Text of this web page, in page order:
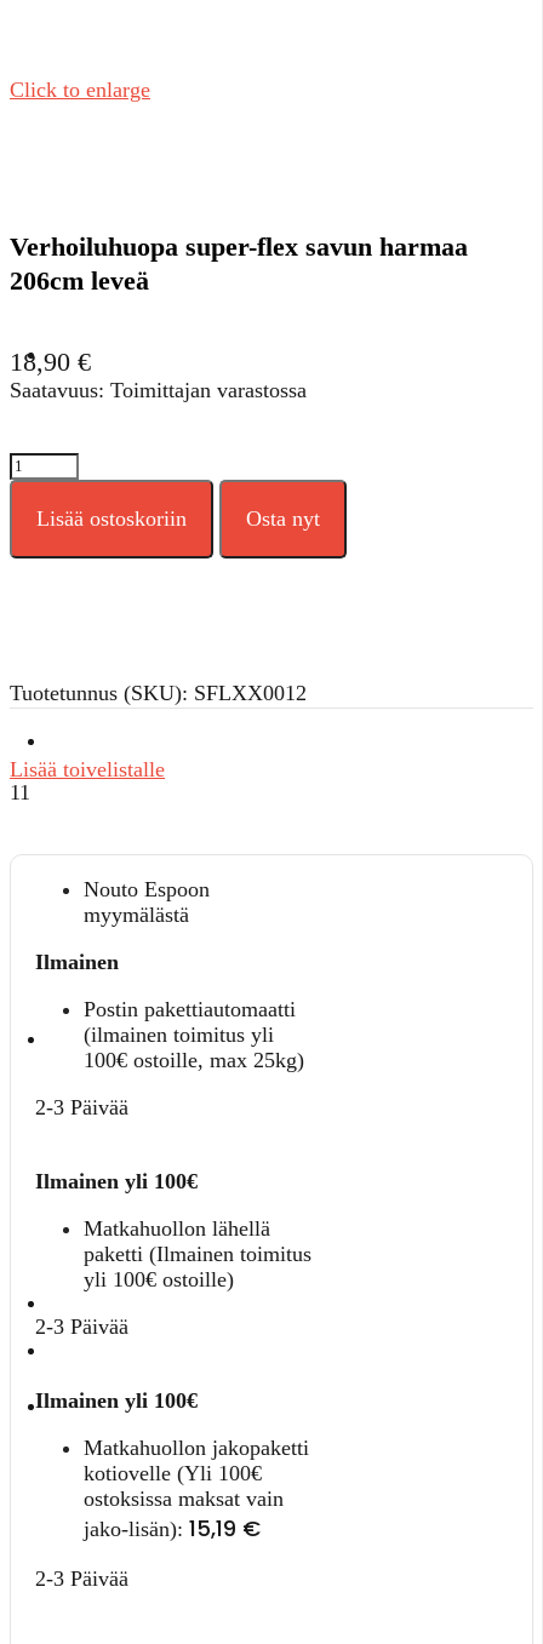
Click to enlarge
Verhoiluhuopa super-flex savun harmaa
206cm leveä
18,90 €
Saatavuus: Toimittajan varastossa
Verhoiluhuopa
super-
flex
harmaa
Lisää ostoskoriin Osta nyt
Tuotetunnus (SKU): SFLXX0012
Lisää toivelistalle
11
Nouto Espoon
myymälästä
Ilmainen
Postin pakettiautomaatti
(ilmainen toimitus yli
100€ ostoille, max 25kg)
2-3 Päivää
Ilmainen yli 100€
Matkahuollon lähellä
paketti (Ilmainen toimitus
yli 100€ ostoille)
2-3 Päivää
Ilmainen yli 100€
Matkahuollon jakopaketti
kotiovelle (Yli 100€
ostoksissa maksat vain
jako-lisän): 15,19 €
2-3 Päivää